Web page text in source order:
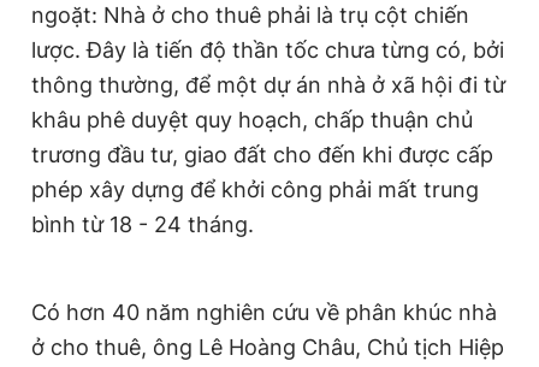
ngoặt: Nhà ở cho thuê phải là trụ cột chiến
lược. Đây là tiến độ thần tốc chưa từng có, bởi
thông thường, để một dự án nhà ở xã hội đi từ
khâu phê duyệt quy hoạch, chấp thuận chủ
trương đầu tư, giao đất cho đến khi được cấp
phép xây dựng để khởi công phải mất trung
bình từ 18 - 24 tháng.
Có hơn 40 năm nghiên cứu về phân khúc nhà
ở cho thuê, ông Lê Hoàng Châu, Chủ tịch Hiệp